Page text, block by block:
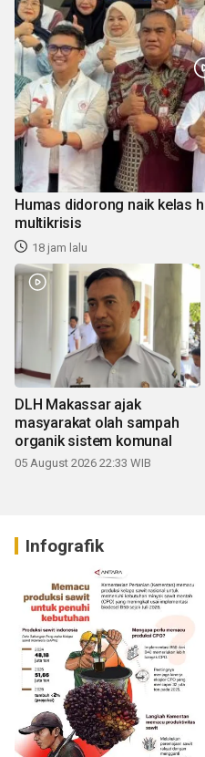
Humas didorong naik kelas
multikrisis
18 jam lalu
DLH Makassar ajak
masyarakat olah sampah
organik sistem komunal
05 August 2026 22:33 WIB
Infografik